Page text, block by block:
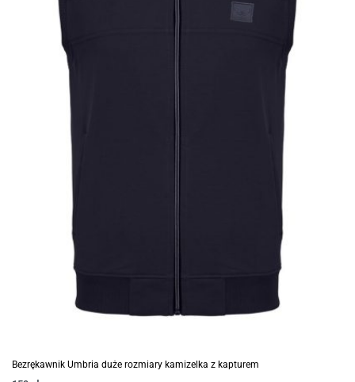
Bezrękawnik Umbria duże rozmiary kamizelka z kapturem